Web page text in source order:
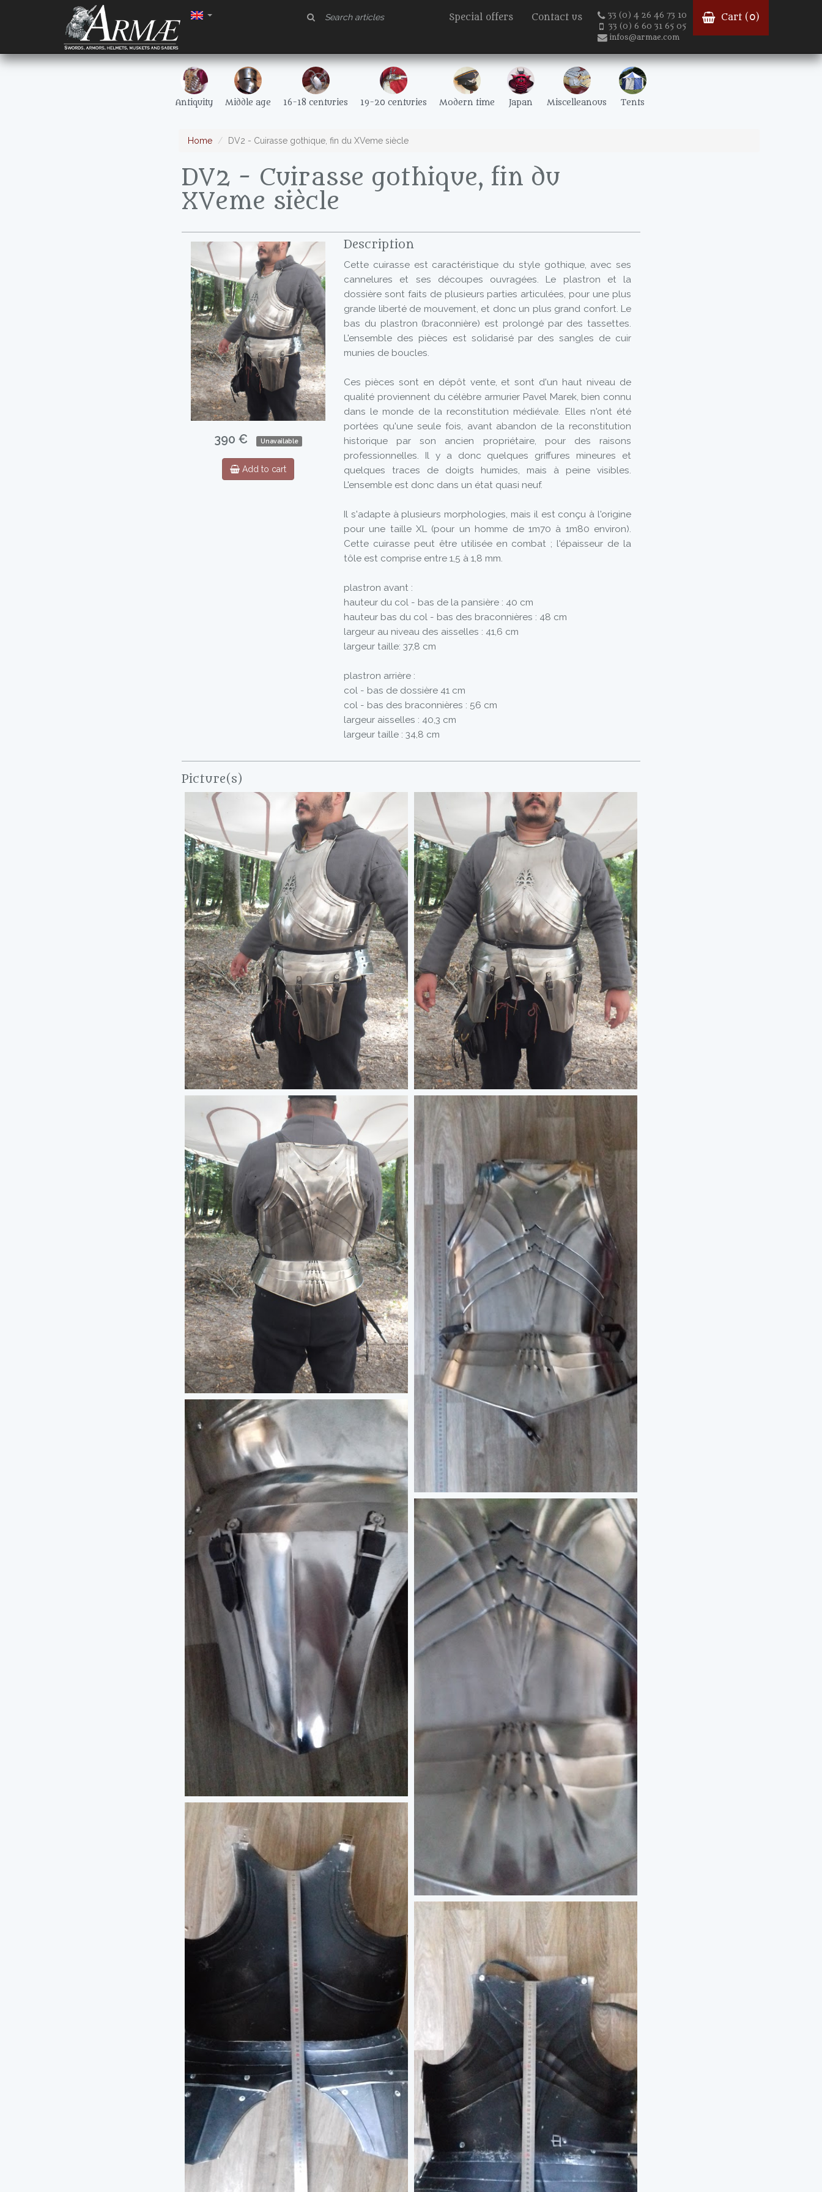
Special offers Contact us
33 (0) 4 26 46 73 10
33 (0) 6 60 31 65 05
infos@armae.com
Cart ( 0)
Antiquity Middle age 16-18 centuries 19-20 centuries Modern time Japan Miscelleanous Tents
Home DV2 - Cuirasse gothique, fin du XVeme siècle
DV2 - Cuirasse gothique, fin du
XVeme siècle
390 € Unavailable
Add to cart
Description
Cette cuirasse est caractéristique du style gothique, avec ses
cannelures et ses découpes ouvragées. Le plastron et la
dossière sont faits de plusieurs parties articulées, pour une plus
grande liberté de mouvement, et donc un plus grand confort. Le
bas du plastron (braconnière) est prolongé par des tassettes.
L'ensemble des pièces est solidarisé par des sangles de cuir
munies de boucles.
Ces pièces sont en dépôt vente, et sont d'un haut niveau de
qualité proviennent du célèbre armurier Pavel Marek, bien connu
dans le monde de la reconstitution médiévale. Elles n'ont été
portées qu'une seule fois, avant abandon de la reconstitution
historique par son ancien propriétaire, pour des raisons
professionnelles. Il y a donc quelques griffures mineures et
quelques traces de doigts humides, mais à peine visibles.
L'ensemble est donc dans un état quasi neuf.
Il s'adapte à plusieurs morphologies, mais il est conçu à l'origine
pour une taille XL (pour un homme de 1m70 à 1m80 environ).
Cette cuirasse peut être utilisée en combat ; l'épaisseur de la
tôle est comprise entre 1,5 à 1,8 mm.
plastron avant :
hauteur du col - bas de la pansière : 40 cm
hauteur bas du col - bas des braconnières : 48 cm
largeur au niveau des aisselles : 41,6 cm
largeur taille: 37,8 cm
plastron arrière :
col - bas de dossière 41 cm
col - bas des braconnières : 56 cm
largeur aisselles : 40,3 cm
largeur taille : 34,8 cm
Picture(s)